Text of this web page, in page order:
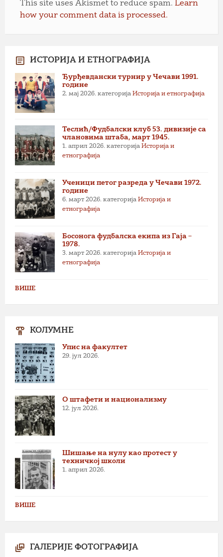
This site uses Akismet to reduce spam. Learn
how your comment data is processed.
ИСТОРИЈА И ЕТНОГРАФИЈА
Ђурђевдански турнир у Чечави 1991.
године
2. мај 2026. категорија Историја и етнографија
Теслић/Фудбалски клуб 53. дивизије са
члановима штаба, март 1945.
1. април 2026. категорија Историја и
етнографија
Ученици петог разреда у Чечави 1972.
године
6. март 2026. категорија Историја и
етнографија
Босонога фудбалска екипа из Гаја –
1978.
3. март 2026. категорија Историја и
етнографија
ВИШЕ
КОЛУМНЕ
Упис на факултет
29. јул 2026.
О штафети и национализму
12. јул 2026.
Шишање на нулу као протест у
техничкој школи
1. април 2026.
ВИШЕ
ГАЛЕРИЈЕ ФОТОГРАФИЈА